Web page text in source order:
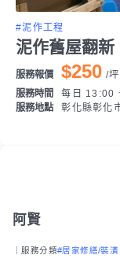
#泥作工程
泥作舊屋翻新
服務報價 $250 /坪
服務時間
每日 13:00
服務地點
彰化縣彰化
阿賢
｜服務分類#居家修繕/裝潢